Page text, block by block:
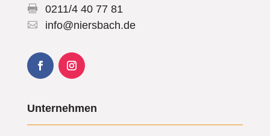
 0211/4 40 77 81
 info@niersbach.de
Unternehmen